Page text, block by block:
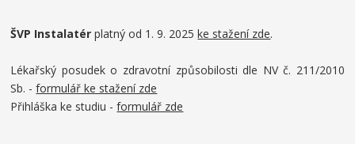
ŠVP Instalatérplatný od 1. 9. 2025ke stažení zde.
Lékařský posudek o zdravotní způsobilosti dle NV č. 211/2010
Sb. -formulář ke stažení zde
Přihláška ke studiu -formulář zde